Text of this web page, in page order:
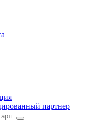
партнер